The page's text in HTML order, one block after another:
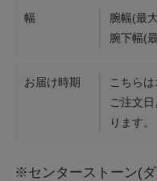
幅
腕幅(最
腕下幅(
お届け時期
こちらは
ご注文
ります。
※センターストーン(